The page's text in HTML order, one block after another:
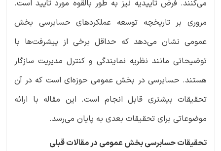
می‌کنند. فرض تأییدیه نیز به طور بالقوه مورد تأیید است.
مروری بر تاریخچه توسعه عملکردهای حسابرسی بخش
عمومی نشان می‌دهد که حداقل برخی از پیشرفت‌ها با
توضیحاتی مانند نظریه نمایندگی و کنترل مدیریت سازگار
هستند. حسابرسی در بخش عمومی حوزه‌ای است که در آن
تحقیقات بیشتری قابل انجام است. این مقاله با ارائه
موضوعاتی برای تحقیقات بعدی به پایان می‌رسد.
تحقیقات حسابرسی بخش عمومی در مقالات قبلی